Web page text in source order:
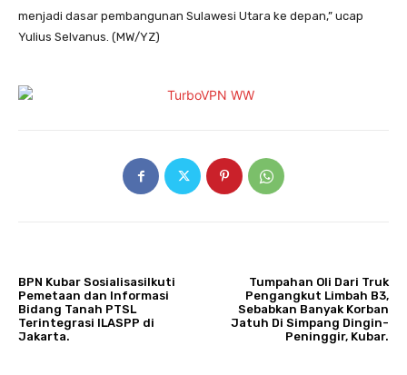
menjadi dasar pembangunan Sulawesi Utara ke depan,” ucap
Yulius Selvanus. (MW/YZ)
BPN Kubar SosialisasiIkuti
Pemetaan dan Informasi
Bidang Tanah PTSL
Terintegrasi ILASPP di
Jakarta.
Tumpahan Oli Dari Truk
Pengangkut Limbah B3,
Sebabkan Banyak Korban
Jatuh Di Simpang Dingin-
Peninggir, Kubar.